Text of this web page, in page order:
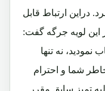
دراین ارتباط قابل
این لویه جرگه گفت:
نمودید، نه تنها
شما و احترام